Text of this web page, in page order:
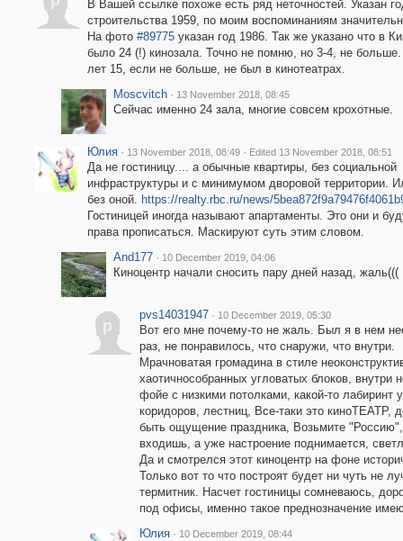
В Вашей ссылке похоже есть ряд неточностей. Указан
строительства 1959, по моим воспоминаниям
На фото #89775указан год 1986. Так же указано что в
было 24 (!) кинозала. Точно не помню, но 3-4, не
лет 15, если не больше, не был в кинотеатрах.
Moscvitch · 13 November 2018, 08:45
Сейчас именно 24 зала, многие совсем крохотные.
Юлия · 13 November 2018, 08:49 · Edited 13 November 2018, 08:51
Да не гостиницу.... а обычные квартиры, без социальной
инфраструктуры и с минимумом дворовой территории.
без оной. https://realty.rbc.ru/news/
Гостиницей иногда называют апартаменты. Это они и
права прописаться. Маскируют суть этим словом.
And177 · 10 December 2019, 04:06
Киноцентр начали сносить пару дней назад, жаль(((
p
pvs14031947 · 10 December 2019, 05:30
Вот его мне почему-то не жаль. Был я в нем
раз, не понравилось, что снаружи, что внутри.
Мрачноватая громадина в стиле
хаотичнособранных угловатых блоков, внутри
фойе с низкими потолками, какой-то лабиринт
коридоров, лестниц, Все-таки это киноТЕАТР,
быть ощущение праздника, Возьмите
входишь, а уже настроение поднимается,
Да и смотрелся этот киноцентр на фоне
Только вот то что построят будет ни чуть не
термитник. Насчет гостиницы сомневаюсь,
под офисы, именно такое преднозначение
Юлия · 10 December 2019, 08:44